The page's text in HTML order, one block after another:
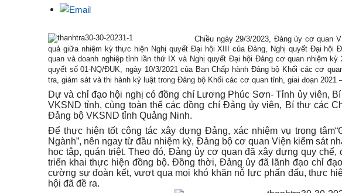
Chiều ngày 29/3/2023, Đảng ủy cơ quan
quả giữa nhiệm kỳ thực hiện Nghị quyết Đại hội XIII của Đảng, Nghị quyết Đại hội
quan và doanh nghiệp tỉnh lần thứ IX và Nghị quyết Đại hội Đảng cơ quan nhiệm kỳ
quyết số 01-NQ/ĐUK, ngày 10/3/2021 của Ban Chấp hành Đảng bộ Khối các cơ
tra, giám sát và thi hành kỷ luật trong Đảng bộ Khối các cơ quan tỉnh, giai đoạn 2021 –
Dự và chỉ đạo hội nghị có đồng chí Lương Phúc Sơn- Tỉnh ủy viên,
VKSND tỉnh, cùng toàn thể các đồng chí Đảng ủy viên, Bí thư các
Đảng bộ VKSND tỉnh Quảng Ninh.
Để thực hiện tốt công tác xây dựng Đảng, xác nhiệm vụ trọng
Ngành”, nên ngay từ đầu nhiệm kỳ, Đảng bộ cơ quan Viện kiểm sát
học tập, quán triệt. Theo đó, Đảng ủy cơ quan đã xây dựng quy
triển khai thực hiện đồng bộ. Đồng thời, Đảng ủy đã lãnh đạo chỉ
cường sự đoàn kết, vượt qua mọi khó khăn nỗ lực phấn đấu, thực
hội đã đề ra.